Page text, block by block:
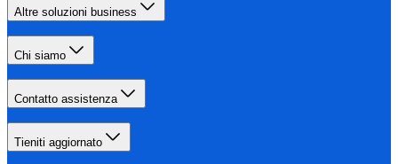
Altre soluzioni business
Chi siamo
Contatto assistenza
Tieniti aggiornato